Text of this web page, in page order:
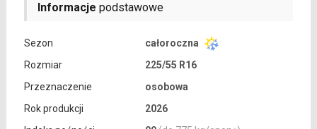
Informacje podstawowe
Sezon
całoroczna
Rozmiar
225/55 R16
Przeznaczenie
osobowa
Rok produkcji
2026